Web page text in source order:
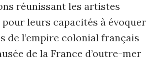
réunissant les artistes
leurs capacités à évoquer
de l’empire colonial français
de la France d’outre-mer